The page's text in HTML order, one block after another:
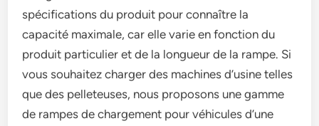
spécifications du produit pour connaître la
capacité maximale, car elle varie en fonction du
produit particulier et de la longueur de la rampe. Si
vous souhaitez charger des machines d’usine telles
que des pelleteuses, nous proposons une gamme
de rampes de chargement pour véhicules d’une